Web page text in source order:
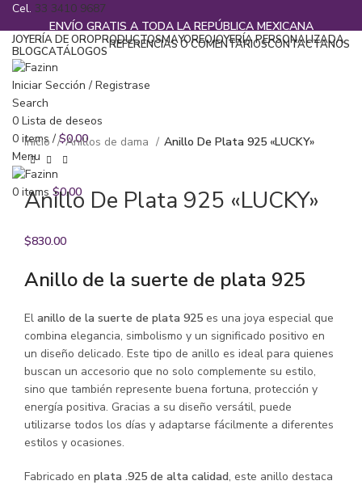
Cel. 33 3410 9687
ENVÍO GRATIS A TODA LA REPÚBLICA MEXICANA
REFERENCIAS O COMENTARIOSCONTACTANOS
¡Llamanos!
JOYERÍA DE OROPRODUCTOSMAYOREOJOYERÍA PERSONALIZADA
BLOGCATÁLOGOS
Iniciar Sección / Registrase
Search
0 Lista de deseos
0 items / $0.00
Menu
0 items $0.00
Click to enlarge
Inicio Anillos de dama Anillo De Plata 925 «LUCKY»
Anillo De Plata 925 «LUCKY»
$830.00
Anillo de la suerte de plata 925
El anillo de la suerte de plata 925 es una joya especial que
combina elegancia, simbolismo y un significado positivo en
un diseño delicado. Este tipo de anillo es ideal para quienes
buscan un accesorio que no solo complemente su estilo,
sino que también represente buena fortuna, protección y
energía positiva. Gracias a su diseño versátil, puede
utilizarse todos los días y adaptarse fácilmente a diferentes
estilos y ocasiones.
Fabricado en plata .925 de alta calidad, este anillo destaca